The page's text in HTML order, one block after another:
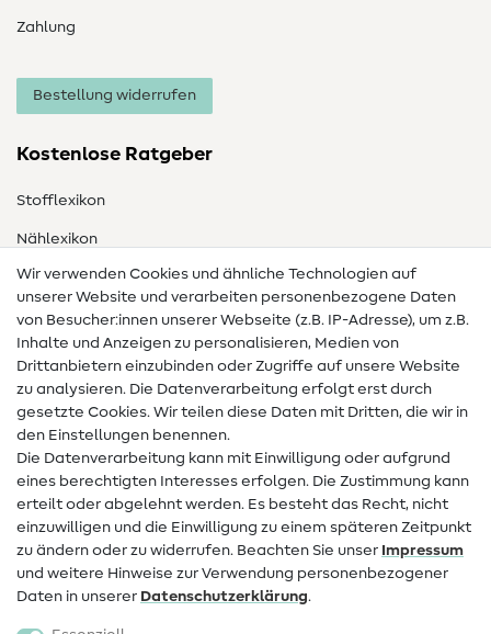
Zahlung
Bestellung widerrufen
Kostenlose Ratgeber
Stofflexikon
Nählexikon
Nähanleitungen
Hilfe & Kontakt
Kontakt
Infos zum Betreiberwechsel
Widerrufsrecht
Beliebt
Stoffe
Wir verwenden Cookies und ähnliche Technologien auf
unserer Website und verarbeiten personenbezogene Daten
von Besucher:innen unserer Webseite (z.B. IP-Adresse), um z.B.
Inhalte und Anzeigen zu personalisieren, Medien von
Drittanbietern einzubinden oder Zugriffe auf unsere Website
zu analysieren. Die Datenverarbeitung erfolgt erst durch
gesetzte Cookies. Wir teilen diese Daten mit Dritten, die wir in
den Einstellungen benennen.
Die Datenverarbeitung kann mit Einwilligung oder aufgrund
eines berechtigten Interesses erfolgen. Die Zustimmung kann
erteilt oder abgelehnt werden. Es besteht das Recht, nicht
einzuwilligen und die Einwilligung zu einem späteren Zeitpunkt
zu ändern oder zu widerrufen. Beachten Sie unser Impressum
und weitere Hinweise zur Verwendung personenbezogener
Daten in unserer Daten­schutz­erklärung.